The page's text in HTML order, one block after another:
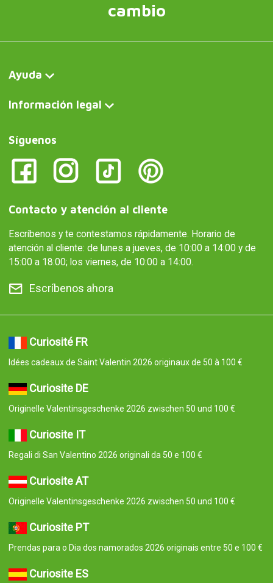
cambio
Ayuda
Información legal
Síguenos
Contacto y atención al cliente
Escríbenos y te contestamos rápidamente. Horario de
atención al cliente: de lunes a jueves, de 10:00 a 14:00 y de
15:00 a 18:00; los viernes, de 10:00 a 14:00.
Escríbenos ahora
Curiosité FR
Idées cadeaux de Saint Valentin 2026 originaux de 50 à 100 €
Curiosite DE
Originelle Valentinsgeschenke 2026 zwischen 50 und 100 €
Curiosite IT
Regali di San Valentino 2026 originali da 50 e 100 €
Curiosite AT
Originelle Valentinsgeschenke 2026 zwischen 50 und 100 €
Curiosite PT
Prendas para o Dia dos namorados 2026 originais entre 50 e 100 €
Curiosite ES